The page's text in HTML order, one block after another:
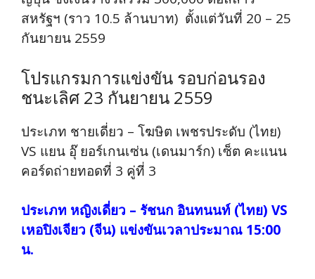
สหรัฐฯ (ราว 10.5 ล้านบาท) ตั้งแต่วันที่ 20 – 25
กันยายน 2559
โปรแกรมการแข่งขัน รอบก่อนรอง
ชนะเลิศ 23 กันยายน 2559
ประเภท ชายเดี่ยว – โฆษิต เพชรประดับ (ไทย)
VS แยน อุ๊ ยอร์เกนเซ่น (เดนมาร์ก) เซ็ต คะแนน
คอร์ดถ่ายทอดที่ 3 คู่ที่ 3
ประเภท หญิงเดี่ยว – รัชนก อินทนนท์ (ไทย) VS
เหอปิงเจียว (จีน) แข่งขันเวลาประมาณ 15:00
น.